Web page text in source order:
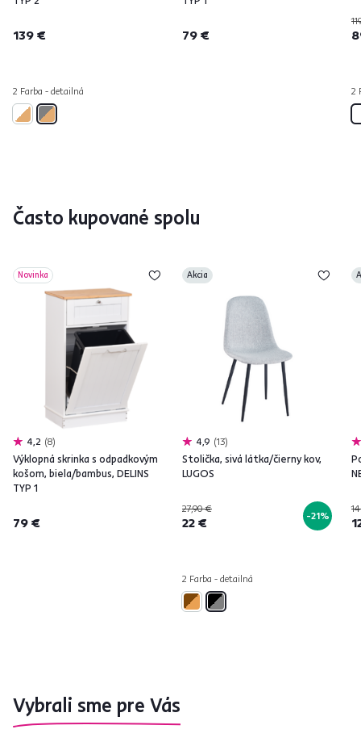
139 €
2 Farba - detailná
79 €
2
Často kupované spolu
Novinka
4,2 8
Výklopná skrinka s odpadkovým
košom, biela/bambus, DELINS
TYP 1
79 €
Akcia
4,9 13
Stolička, sivá látka/čierny kov,
LUGOS
27,90 €
22 € -21%
2 Farba - detailná
Vybrali sme pre Vás